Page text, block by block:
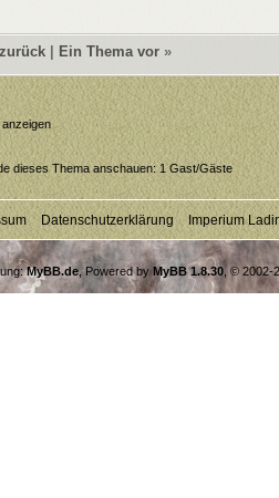
| Ein Thema vor»
dieses Thema anschauen: 1 Gast/Gäste
Datenschutzerklärung Imperium
MyBB.de, Powered byMyBB 1.8.30, © 2002-